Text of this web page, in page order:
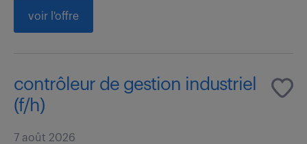
voir l'offre
contrôleur de gestion industriel
(f/h)
7 août 2026